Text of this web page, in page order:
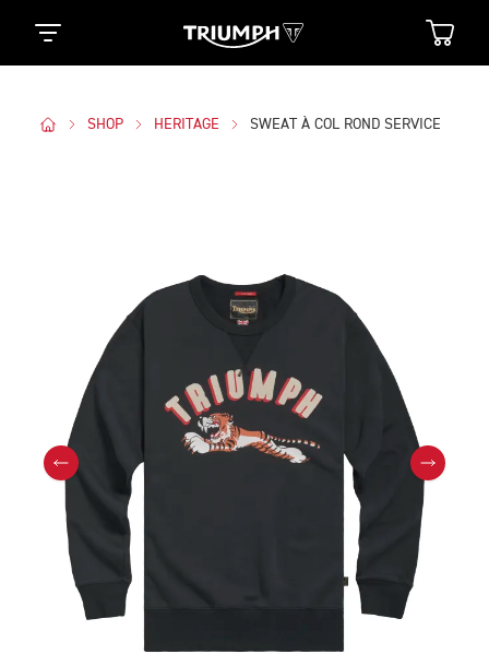
SHOP HERITAGE SWEAT À COL ROND SERVICE